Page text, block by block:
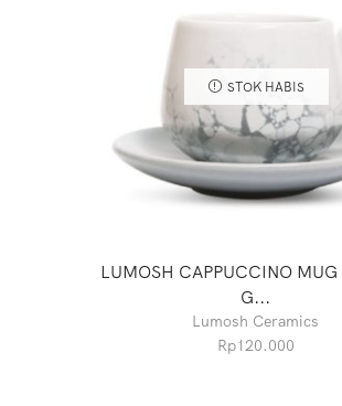
STOK HABIS
LUMOSH CAPPUCCINO MUG
G...
Lumosh Ceramics
Rp120.000